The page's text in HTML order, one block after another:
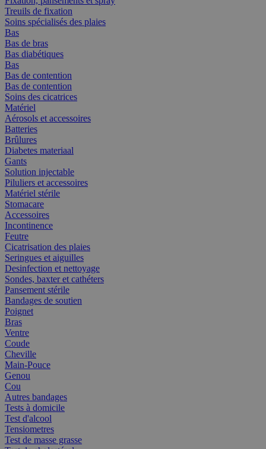
Treuils de fixation
Soins spécialisés des plaies
Bas
Bas de bras
Bas diabétiques
Bas
Bas de contention
Bas de contention
Soins des cicatrices
Matériel
Aérosols et accessoires
Batteries
Brûlures
Diabetes materiaal
Gants
Solution injectable
Piluliers et accessoires
Matériel stérile
Stomacare
Accessoires
Incontinence
Feutre
Cicatrisation des plaies
Seringues et aiguilles
Desinfection et nettoyage
Sondes, baxter et cathéters
Pansement stérile
Bandages de soutien
Poignet
Bras
Ventre
Coude
Cheville
Main-Pouce
Genou
Cou
Autres bandages
Tests à domicile
Test d'alcool
Tensiometres
Test de masse grasse